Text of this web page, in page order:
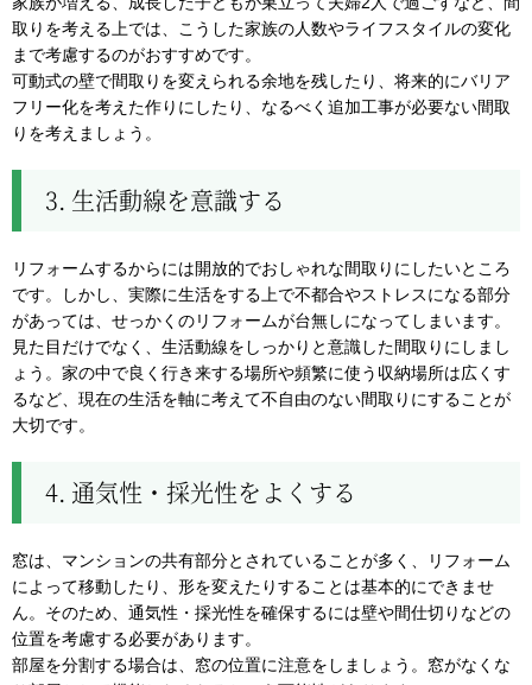
取りを考える上では、こうした家族の人数やライフスタイルの変化
まで考慮するのがおすすめです。
可動式の壁で間取りを変えられる余地を残したり、将来的にバリア
フリー化を考えた作りにしたり、なるべく追加工事が必要ない間取
りを考えましょう。
3. 生活動線を意識する
リフォームするからには開放的でおしゃれな間取りにしたいところ
です。しかし、実際に生活をする上で不都合やストレスになる部分
があっては、せっかくのリフォームが台無しになってしまいます。
見た目だけでなく、生活動線をしっかりと意識した間取りにしまし
ょう。家の中で良く行き来する場所や頻繁に使う収納場所は広くす
るなど、現在の生活を軸に考えて不自由のない間取りにすることが
大切です。
4. 通気性・採光性をよくする
窓は、マンションの共有部分とされていることが多く、リフォーム
によって移動したり、形を変えたりすることは基本的にできませ
ん。そのため、通気性・採光性を確保するには壁や間仕切りなどの
位置を考慮する必要があります。
部屋を分割する場合は、窓の位置に注意をしましょう。窓がなくな